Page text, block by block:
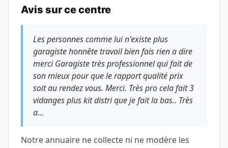
Avis sur ce centre
Les personnes comme lui n'existe plus
garagiste honnête travail bien fais rien a dire
merci Garagiste très professionnel qui fait de
son mieux pour que le rapport qualité prix
soit au rendez vous. Merci. Très pro cela fait 3
vidanges plus kit distri que je fait la bas.. Très
a...
Notre annuaire ne collecte ni ne modère les